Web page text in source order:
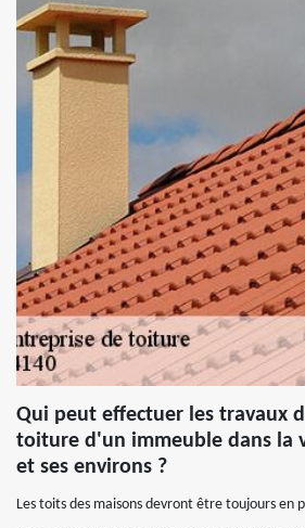
Qui peut effectuer les travaux
toiture d'un immeuble dans la
et ses environs ?
Les toits des maisons devront être toujours en